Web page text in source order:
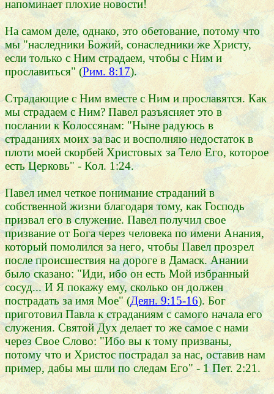
напоминает плохие новости!
На самом деле, однако, это обетование, потому что
мы "наследники Божий, сонаследники же Христу,
если только с Ним страдаем, чтобы с Ним и
прославиться" (Рим. 8:17).
Страдающие с Ним вместе с Ним и прославятся. Как
мы страдаем с Ним? Павел разъясняет это в
послании к Колоссянам: "Ныне радуюсь в
страданиях моих за вас и восполняю недостаток в
плоти моей скорбей Христовых за Тело Его, которое
есть Церковь" - Кол. 1:24.
Павел имел четкое понимание страданий в
собственной жизни благодаря тому, как Господь
призвал его в служение. Павел получил свое
призвание от Бога через человека по имени Анания,
который помолился за него, чтобы Павел прозрел
после происшествия на дороге в Дамаск. Анании
было сказано: "Иди, ибо он есть Мой избранный
сосуд... И Я покажу ему, сколько он должен
пострадать за имя Мое" (Деян. 9:15-16). Бог
приготовил Павла к страданиям с самого начала его
служения. Святой Дух делает то же самое с нами
через Свое Слово: "Ибо вы к тому призваны,
потому что и Христос пострадал за нас, оставив нам
пример, дабы мы шли по следам Его" - 1 Пет. 2:21.